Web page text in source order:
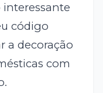
interessante
código
a decoração
com